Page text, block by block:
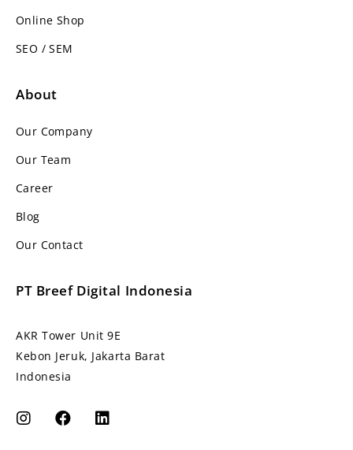
Online Shop
SEO / SEM
About
Our Company
Our Team
Career
Blog
Our Contact
PT Breef Digital Indonesia
AKR Tower Unit 9E
Kebon Jeruk, Jakarta Barat
Indonesia